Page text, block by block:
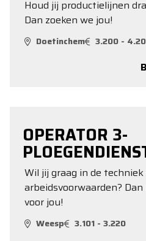
Houd jij productielijnen
Dan zoeken we jou!
Doetinchem 3.200 -
OPERATOR 3-
Wil jij graag in de
arbeidsvoorwaarden?
voor jou!
Weesp 3.101 - 3.220